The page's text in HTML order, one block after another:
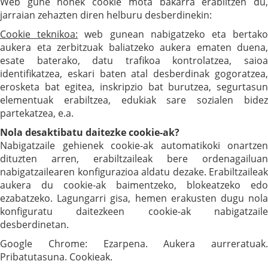
jarraian zehazten diren helburu desberdinekin:
Cookie teknikoa: web gunean nabigatzeko eta bertako
aukera eta zerbitzuak baliatzeko aukera ematen duena,
esate baterako, datu trafikoa kontrolatzea, saioa
identifikatzea, eskari baten atal desberdinak gogoratzea,
erosketa bat egitea, inskripzio bat burutzea, segurtasun
elementuak erabiltzea, edukiak sare sozialen bidez
partekatzea, e.a.
Nola desaktibatu daitezke cookie-ak?
Nabigatzaile gehienek cookie-ak automatikoki onartzen
dituzten arren, erabiltzaileak bere ordenagailuan
nabigatzailearen konfigurazioa aldatu dezake. Erabiltzaileak
aukera du cookie-ak baimentzeko, blokeatzeko edo
ezabatzeko. Lagungarri gisa, hemen erakusten dugu nola
konfiguratu daitezkeen cookie-ak nabigatzaile
desberdinetan.
Google Chrome: Ezarpena. Aukera aurreratuak.
Pribatutasuna. Cookieak.